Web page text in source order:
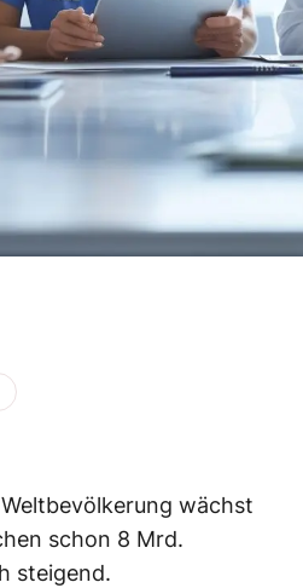
wächst
schon 8 Mrd.
steigend.